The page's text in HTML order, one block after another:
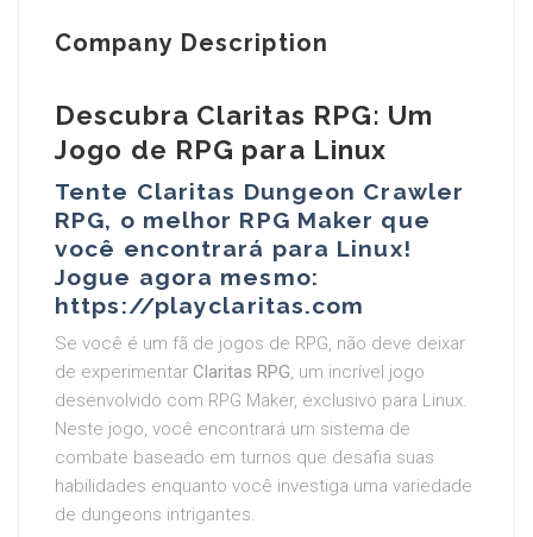
Company Description
Descubra Claritas RPG: Um
Jogo de RPG para Linux
Tente Claritas Dungeon Crawler
RPG, o melhor RPG Maker que
você encontrará para Linux!
Jogue agora mesmo:
https://playclaritas.com
Se você é um fã de jogos de RPG, não deve deixar
de experimentar Claritas RPG, um incrível jogo
desenvolvido com RPG Maker, exclusivo para Linux.
Neste jogo, você encontrará um sistema de
combate baseado em turnos que desafia suas
habilidades enquanto você investiga uma variedade
de dungeons intrigantes.